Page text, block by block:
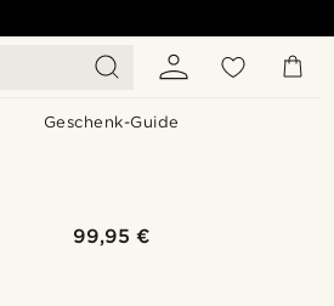
Geschenk-Guide
99,95 €